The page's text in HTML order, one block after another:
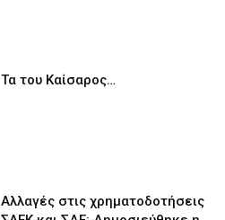
Τα του Καίσαρος…
Αλλαγές στις χρηματοδοτήσεις